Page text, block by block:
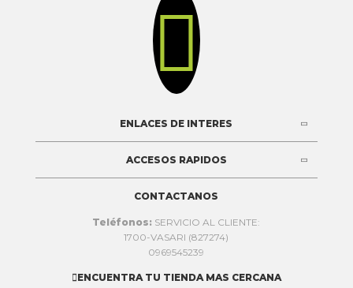

ENLACES DE INTERES
ACCESOS RAPIDOS
CONTACTANOS
Teléfonos: SERVICIO AL CLIENTE:
1700-VASARI (827274)
0969545239
ENCUENTRA TU TIENDA MAS CERCANA